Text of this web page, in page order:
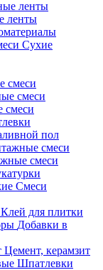
ленты
Сухие
смеси
смеси
пол
смеси
Смеси
Клей для плитки
Добавки в
Цемент, керамзит
Шпатлевки